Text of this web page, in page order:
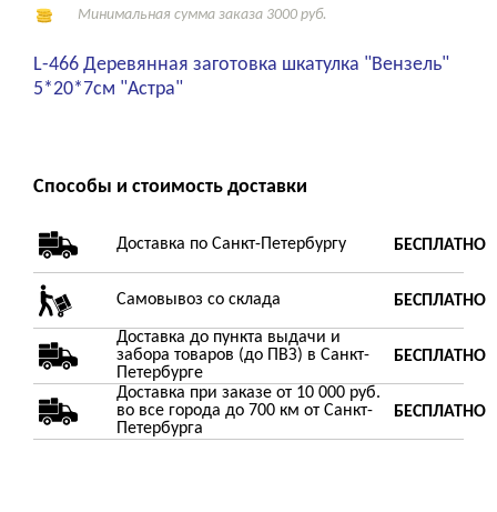
Минимальная сумма заказа 3000 руб.
L-466 Деревянная заготовка шкатулка "Вензель"
5*20*7см "Астра"
Способы и стоимость доставки
Доставка по Санкт-Петербургу БЕСПЛАТНО
Самовывоз со склада БЕСПЛАТНО
Доставка до пункта выдачи и
забора товаров (до ПВЗ) в Санкт-
Петербурге
БЕСПЛАТНО
Доставка при заказе от 10 000 руб.
во все города до 700 км от Санкт-
Петербурга
БЕСПЛАТНО